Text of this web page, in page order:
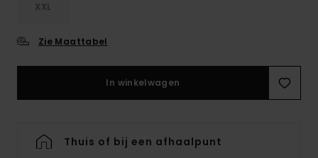
XXL
Zie Maattabel
In winkelwagen
Thuis of bij een afhaalpunt